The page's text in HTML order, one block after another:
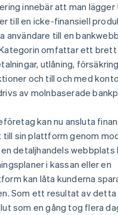
innebär att man lägger
till en icke-finansiell
användare till en
omfattar ett
utlåning,
och till och med
av molnbaserade
kan nu ansluta
sin plattform genom
en detaljhandels webbplats
i kassan eller en
kan låta kunderna
Som ett resultat av
som en gång tog flera